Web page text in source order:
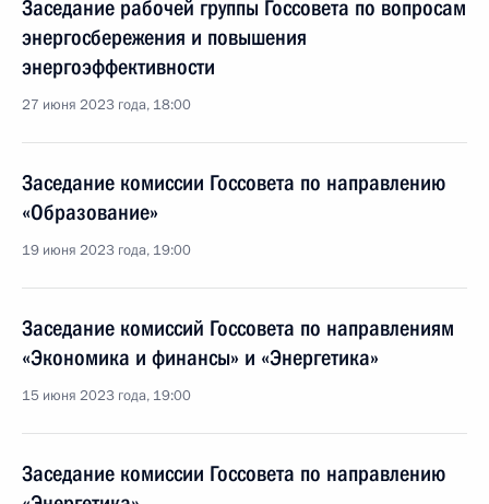
Заседание рабочей группы Госсовета по вопросам
энергосбережения и повышения
энергоэффективности
27 июня 2023 года, 18:00
Заседание комиссии Госсовета по направлению
«Образование»
19 июня 2023 года, 19:00
Заседание комиссий Госсовета по направлениям
«Экономика и финансы» и «Энергетика»
15 июня 2023 года, 19:00
Заседание комиссии Госсовета по направлению